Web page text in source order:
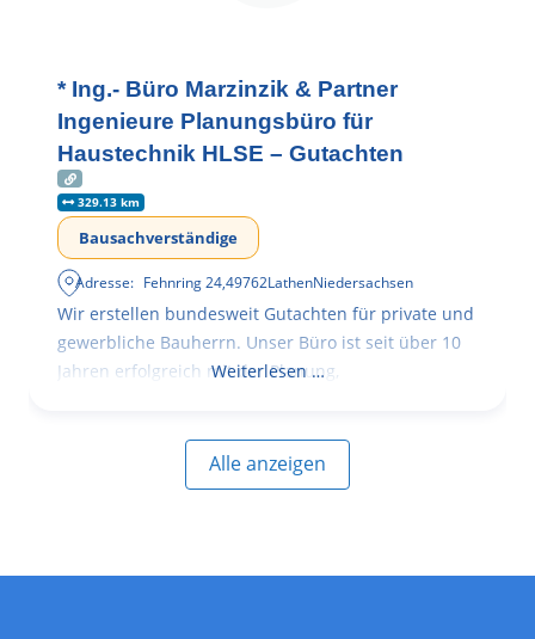
* Ing.- Büro Marzinzik & Partner
Ingenieure Planungsbüro für
Haustechnik HLSE – Gutachten
329.13 km
Bausachverständige
Adresse: Fehnring 24,49762LathenNiedersachsen
Wir erstellen bundesweit Gutachten für private und
gewerbliche Bauherrn. Unser Büro ist seit über 10
Jahren erfolgreich mit der Planung,
Weiterlesen …
Alle anzeigen